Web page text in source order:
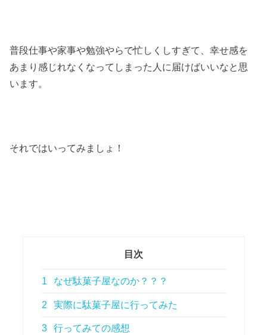
普段仕事や家事や勉強やらで忙しくしすぎて、幸せ感を
あまり感じれなくなってしまった人に届けばいいなと思
います。
それではいってみましょ！
目次
1 なぜ駄菓子屋なのか？？？
2 実際に駄菓子屋に行ってみた
3 行ってみての感想